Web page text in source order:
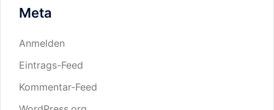
Meta
Anmelden
Eintrags-Feed
Kommentar-Feed